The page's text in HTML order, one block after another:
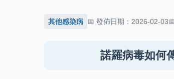
其他感染病 發佈日期：2026-02-03
諾羅病毒如何